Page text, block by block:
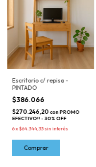
Escritorio c/ repisa -
PINTADO
$386.066
$270.246,20 con PROMO
EFECTIVO!! - 30% OFF
6x$64.344,33sin interés